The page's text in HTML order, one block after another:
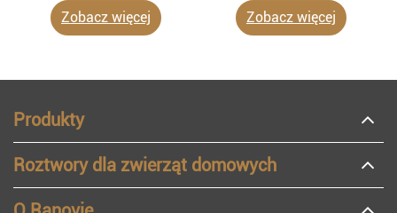
Zobacz więcej Zobacz więcej
Produkty
Roztwory dla zwierząt domowych